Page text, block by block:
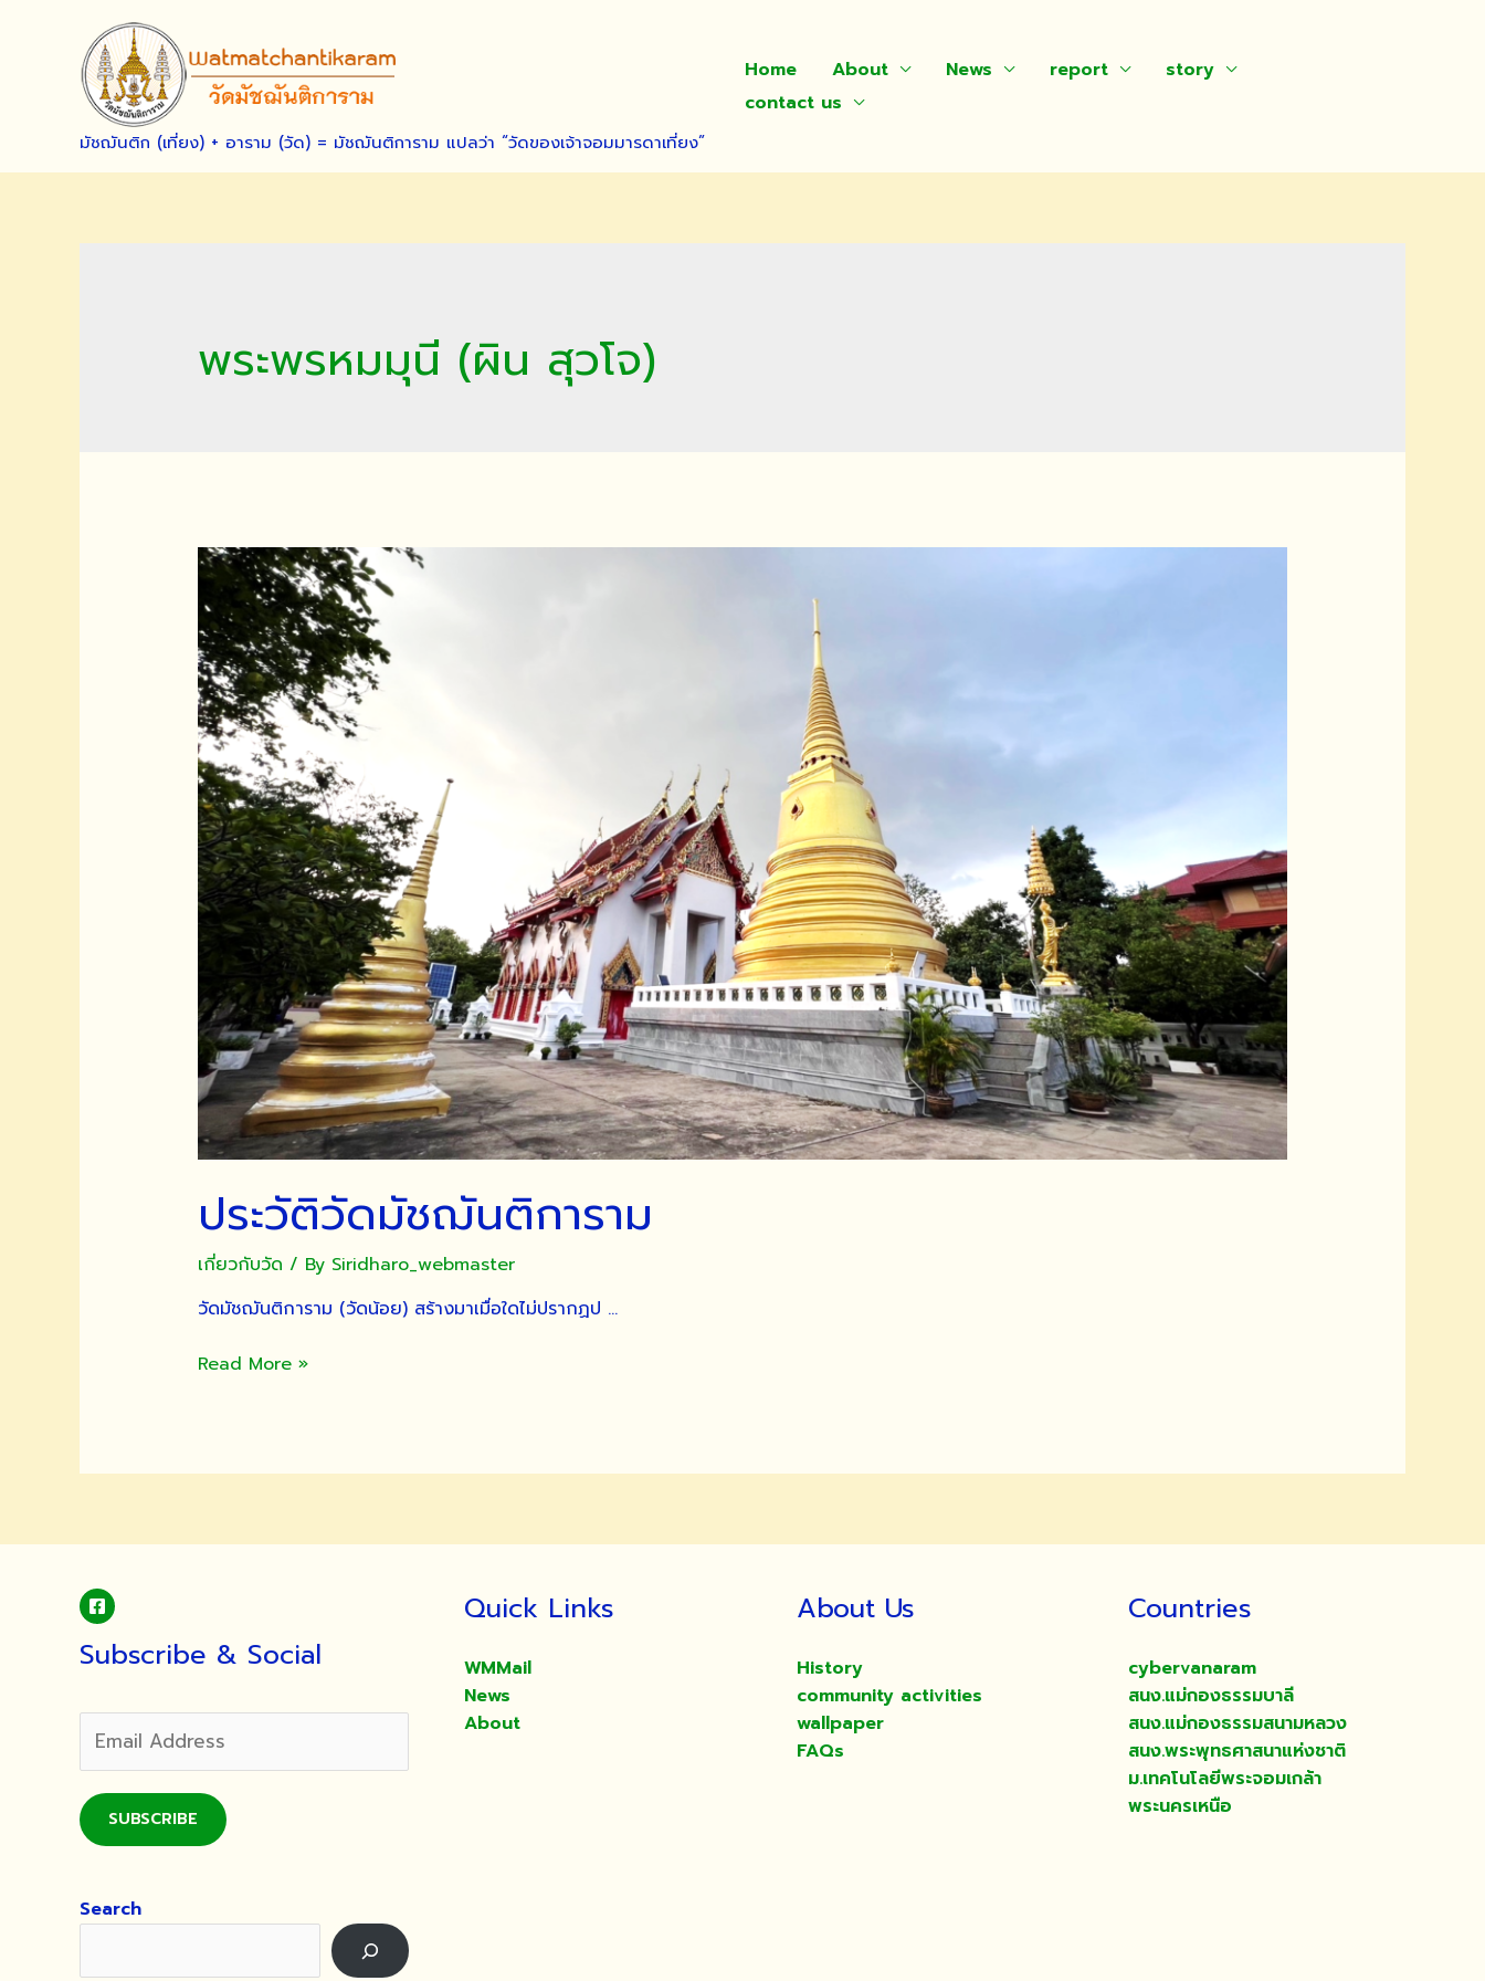
มัชฌันติก (เที่ยง) + อาราม (วัด) = มัชฌันติการาม แปลว่า “วัดของเจ้าจอมมารดาเที่ยง”
Home About News report
story
contact us
พระพรหมมุนี (ผิน สุวโจ)
ประวัติวัดมัชฌันติการาม
เกี่ยวกับวัด / By Siridharo_webmaster
วัดมัชฌันติการาม (วัดน้อย) สร้างมาเมื่อใดไม่ปรากฏป …
ประวัติ
Read More »
Subscribe & Social
SUBSCRIBE
Search
Quick Links
WMMail
News
About
About Us
History
community activities
wallpaper
FAQs
Countries
cybervanaram
สนง.แม่กองธรรมบาลี
สนง.แม่กองธรรมสนามหลวง
สนง.พระพุทธศาสนาแห่งชาติ
ม.เทคโนโลยีพระจอมเกล้า
พระนครเหนือ